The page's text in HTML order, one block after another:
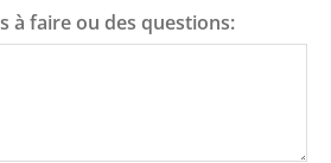
à faire ou des questions: